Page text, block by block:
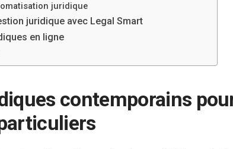
juridique
juridique avec Legal Smart
en ligne
contemporains